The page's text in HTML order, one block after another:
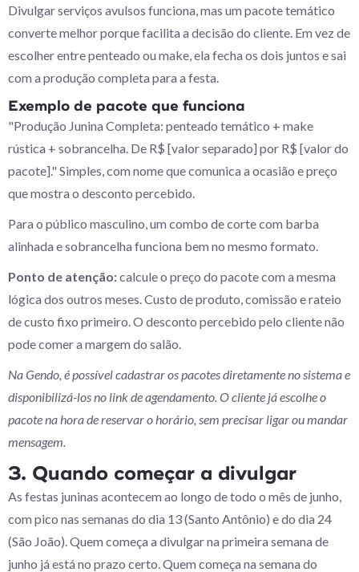
Divulgar serviços avulsos funciona, mas um pacote temático
converte melhor porque facilita a decisão do cliente. Em vez de
escolher entre penteado ou make, ela fecha os dois juntos e sai
com a produção completa para a festa.
Exemplo de pacote que funciona
"Produção Junina Completa: penteado temático + make
rústica + sobrancelha. De R$ [valor separado] por R$ [valor do
pacote]." Simples, com nome que comunica a ocasião e preço
que mostra o desconto percebido.
Para o público masculino, um combo de corte com barba
alinhada e sobrancelha funciona bem no mesmo formato.
Ponto de atenção:calcule o preço do pacote com a mesma
lógica dos outros meses. Custo de produto, comissão e rateio
de custo fixo primeiro. O desconto percebido pelo cliente não
pode comer a margem do salão.
Na Gendo, é possível cadastrar os pacotes diretamente no sistema e
disponibilizá-los no link de agendamento. O cliente já escolhe o
pacote na hora de reservar o horário, sem precisar ligar ou mandar
mensagem.
3. Quando começar a divulgar
As festas juninas acontecem ao longo de todo o mês de junho,
com pico nas semanas do dia 13 (Santo Antônio) e do dia 24
(São João). Quem começa a divulgar na primeira semana de
junho já está no prazo certo. Quem começa na semana do